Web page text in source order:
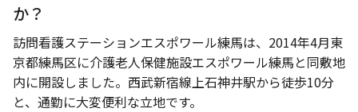
か？
訪問看護ステーションエスポワール練馬は、2014年4月東
京都練馬区に介護老人保健施設エスポワール練馬と同敷地
内に開設しました。西武新宿線上石神井駅から徒歩10分
と、通勤に大変便利な立地です。